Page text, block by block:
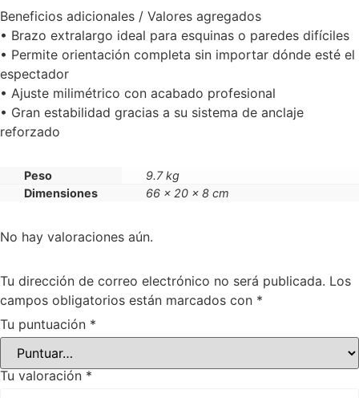
Beneficios adicionales / Valores agregados
• Brazo extralargo ideal para esquinas o paredes difíciles
• Permite orientación completa sin importar dónde esté el
espectador
• Ajuste milimétrico con acabado profesional
• Gran estabilidad gracias a su sistema de anclaje
reforzado
Peso
9.7 kg
Dimensiones
66 × 20 × 8 cm
No hay valoraciones aún.
Tu dirección de correo electrónico no será publicada. Los
campos obligatorios están marcados con *
Tu puntuación *
Tu valoración *